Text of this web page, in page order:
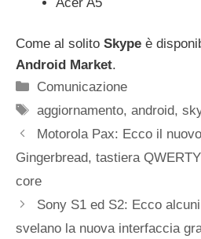
Come al solito Skype è
Android Market.
Categorie
Comunicazione
Tag
aggiornamento,android,
Motorola Pax: Ecco il
Gingerbread, tastiera
core
Sony S1 ed S2: Ecco
svelano la nuova interfaccia